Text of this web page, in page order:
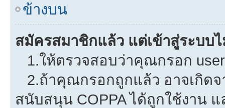
ข้างบน
สมัครสมาชิกแล้ว แต่เข้าสู่ระบบ
1.ให้ตรวจสอบว่าคุณกรอก
2.ถ้าคุณกรอกถูกแล้ว อาจเกิดจ
สนับสนุน COPPA ได้ถูกใช้งาน